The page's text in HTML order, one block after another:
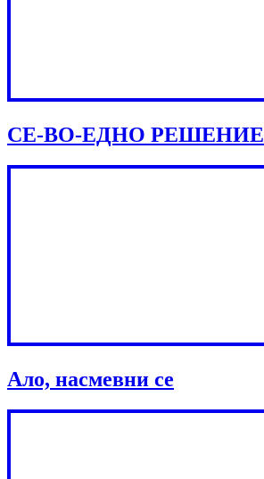
СЕ-ВО-ЕДНО РЕШЕНИЕ
Ало, насмевни се